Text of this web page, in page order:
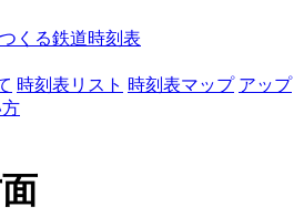
くる鉄道時刻表
時刻表リスト 時刻表マップ アップ